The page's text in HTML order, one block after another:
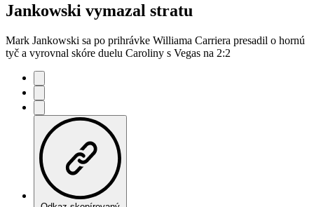
Jankowski vymazal stratu
Mark Jankowski sa po prihrávke Williama Carriera presadil o hornú
tyč a vyrovnal skóre duelu Caroliny s Vegas na 2:2